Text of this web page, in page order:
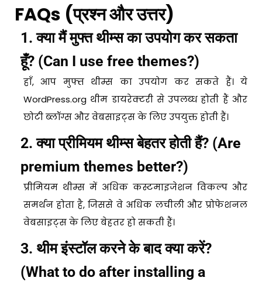
FAQs (प्रश्न और उत्तर)
1. क्या मैं मुफ्त थीम्स का उपयोग कर सकता
हूँ? (Can I use free themes?)
हाँ, आप मुफ्त थीम्स का उपयोग कर सकते हैं। ये
WordPress.org थीम डायरेक्टरी से उपलब्ध होती हैं और
छोटी ब्लॉग्स और वेबसाइट्स के लिए उपयुक्त होती हैं।
2. क्या प्रीमियम थीम्स बेहतर होती हैं? (Are
premium themes better?)
प्रीमियम थीम्स में अधिक कस्टमाइजेशन विकल्प और
समर्थन होता है, जिससे वे अधिक लचीली और प्रोफेशनल
वेबसाइट्स के लिए बेहतर हो सकती हैं।
3. थीम इंस्टॉल करने के बाद क्या करें?
(What to do after installing a